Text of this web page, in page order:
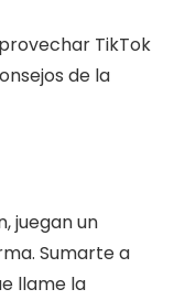
TikTok
de la
juegan un
Sumarte a
llame la